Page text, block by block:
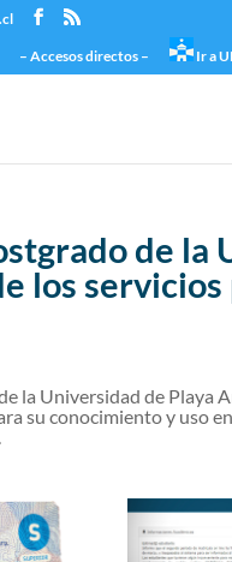
– Accesos directos – Ir a
de la
los
la Universidad de
su conocimiento y uso